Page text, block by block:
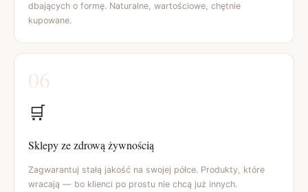
dbających o formę. Naturalne, wartościowe, chętnie
kupowane.
🛒
Sklepy ze zdrową żywnością
Zagwarantuj stałą jakość na swojej półce. Produkty, które
wracają — bo klienci po prostu nie chcą już innych.